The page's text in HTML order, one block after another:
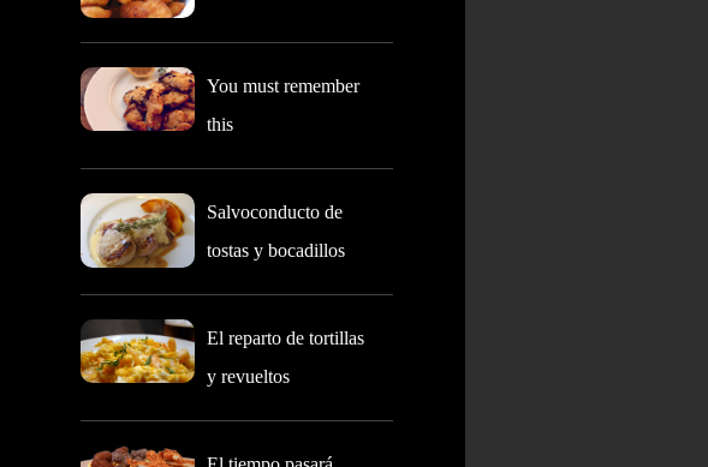
You must remember
this
Salvoconducto de
tostas y bocadillos
El reparto de tortillas
y revueltos